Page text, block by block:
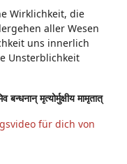
Wirklichkeit, die
aller Wesen
uns innerlich
Unsterblichkeit
मृत्योर्मुक्षीय मामृतात्
für dich von